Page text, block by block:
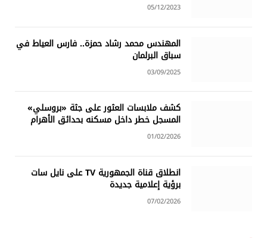
05/12/2023
المهندس محمد رشاد حمزة.. فارس العياط في
سباق البرلمان
03/09/2025
كشف ملابسات العثور على جثة «بروسلي»
المسجل خطر داخل مسكنه بحدائق الأهرام
01/02/2026
انطلاق قناة الجمهورية TV على نايل سات
برؤية إعلامية جديدة
07/02/2026